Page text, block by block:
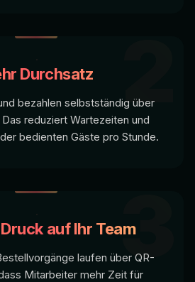
2
Durchsatz
bezahlen selbstständig über
reduziert Wartezeiten und
bedienten Gäste pro Stunde.
3
auf Ihr Team
laufen über QR-
Mitarbeiter mehr Zeit für